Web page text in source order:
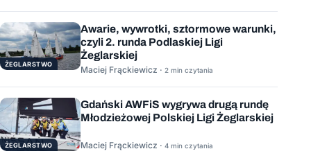
ŻEGLARSTWO
Awarie, wywrotki, sztormowe warunki,
czyli 2. runda Podlaskiej Ligi
Żeglarskiej
Maciej Frąckiewicz · 2 min czytania
ŻEGLARSTWO
Gdański AWFiS wygrywa drugą rundę
Młodzieżowej Polskiej Ligi Żeglarskiej
Maciej Frąckiewicz · 4 min czytania